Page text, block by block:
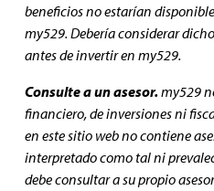
beneficios no estarían
my529. Debería considerar
antes de invertir en my529.
Consulte a un asesor.my529
financiero, de inversiones ni
en este sitio web no contiene
interpretado como tal ni
debe consultar a su propio